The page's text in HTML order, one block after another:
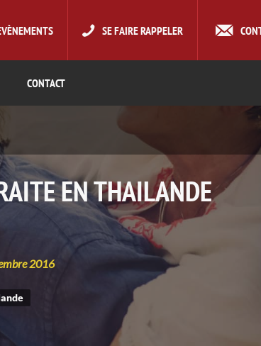
SE FAIRE RAPPELER
CONTACT
EN THAILANDE
2016